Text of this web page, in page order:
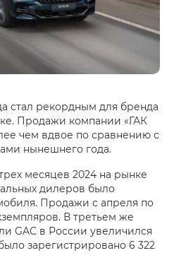
стал рекордным для бренда
Продажи компании «ГАК
чем вдвое по сравнению с
нынешнего года.
месяцев 2024 на рынке
дилеров было
Продажи с апреля по
В третьем же
GAC в России увеличился
зарегистрировано 6 322